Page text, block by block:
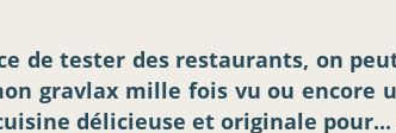
de tester des restaurants, on
gravlax mille fois vu ou encore
délicieuse et originale